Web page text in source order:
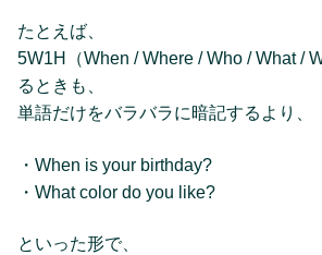
たとえば、
5W1H（When / Where / Who / What /
るときも、
単語だけをバラバラに暗記するより、
・When is your birthday?
・What color do you like?
といった形で、